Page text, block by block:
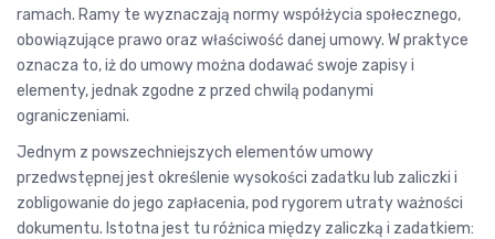
ramach. Ramy te wyznaczają normy współżycia społecznego,
obowiązujące prawo oraz właściwość danej umowy. W praktyce
oznacza to, iż do umowy można dodawać swoje zapisy i
elementy, jednak zgodne z przed chwilą podanymi
ograniczeniami.
Jednym z powszechniejszych elementów umowy
przedwstępnej jest określenie wysokości zadatku lub zaliczki i
zobligowanie do jego zapłacenia, pod rygorem utraty ważności
dokumentu. Istotna jest tu różnica między zaliczką i zadatkiem: